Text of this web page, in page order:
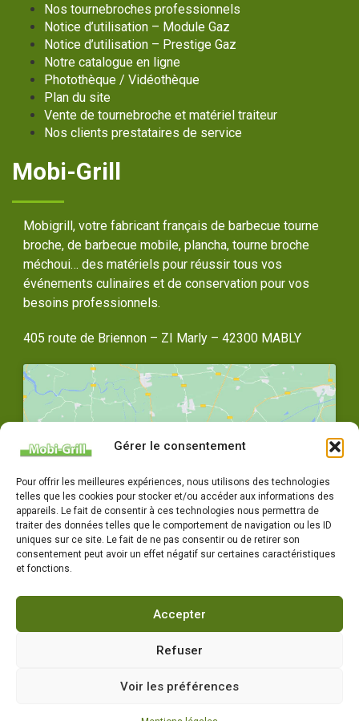
Gérer le consentement
Pour offrir les meilleures expériences, nous utilisons des technologies
telles que les cookies pour stocker et/ou accéder aux informations des
appareils. Le fait de consentir à ces technologies nous permettra de
traiter des données telles que le comportement de navigation ou les ID
uniques sur ce site. Le fait de ne pas consentir ou de retirer son
consentement peut avoir un effet négatif sur certaines caractéristiques
et fonctions.
Accepter
Refuser
Voir les préférences
Nos tournebroches professionnels
Notice d’utilisation – Module Gaz
Notice d’utilisation – Prestige Gaz
Notre catalogue en ligne
Photothèque / Vidéothèque
Plan du site
Vente de tournebroche et matériel traiteur
Nos clients prestataires de service
Mobi-Grill
Mobigrill, votre fabricant français de barbecue tourne
broche, de barbecue mobile, plancha, tourne broche
méchoui… des matériels pour réussir tous vos
événements culinaires et de conservation pour vos
besoins professionnels.
405 route de Briennon – ZI Marly – 42300 MABLY
marketing et activer ce contenu
Horaires : Du lundi au vendredi 8h-12h / 14h-18h
Copyright Mobigrill 2022, tous droits réservés